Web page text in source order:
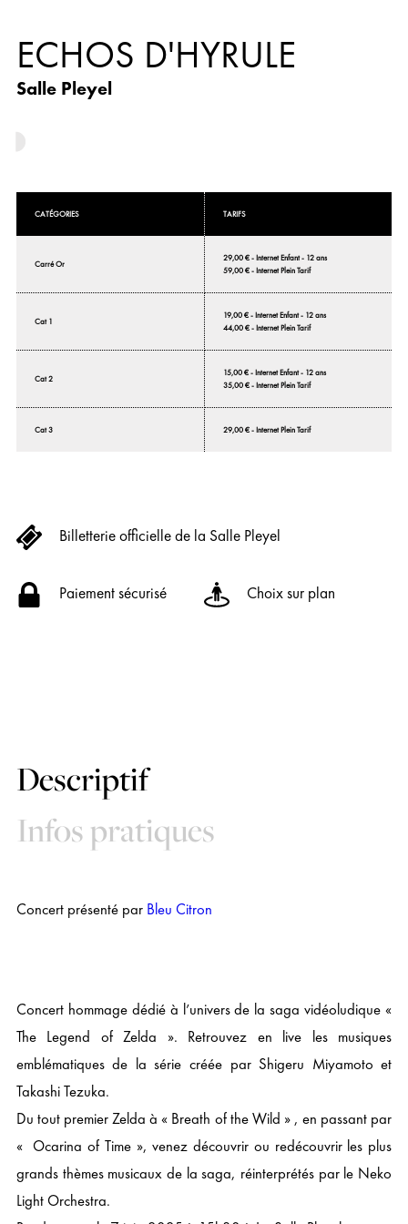
ECHOS D'HYRULE
Salle Pleyel
CATÉGORIES TARIFS
Carré Or
29,00 € - Internet Enfant - 12 ans
59,00 € - Internet Plein Tarif
Cat 1
19,00 € - Internet Enfant - 12 ans
44,00 € - Internet Plein Tarif
Cat 2
15,00 € - Internet Enfant - 12 ans
35,00 € - Internet Plein Tarif
Cat 3 29,00 € - Internet Plein Tarif
Billetterie officielle de la Salle Pleyel
Paiement sécurisé Choix sur plan
Descriptif
Infos pratiques
Concert présenté par Bleu Citron
Concert hommage dédié à l’univers de la saga vidéoludique «
The Legend of Zelda ». Retrouvez en live les musiques
emblématiques de la série créée par Shigeru Miyamoto et
Takashi Tezuka.
Du tout premier Zelda à « Breath of the Wild » , en passant par
« Ocarina of Time », venez découvrir ou redécouvrir les plus
grands thèmes musicaux de la saga, réinterprétés par le Neko
Light Orchestra.